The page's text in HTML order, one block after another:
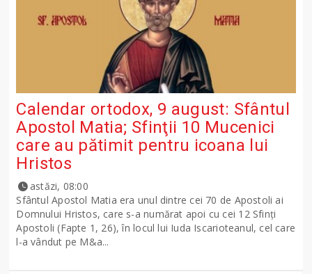
Calendar ortodox, 9 august: Sfântul
Apostol Matia; Sfinţii 10 Mucenici
care au pătimit pentru icoana lui
Hristos
astăzi, 08:00
Sfântul Apostol Matia era unul dintre cei 70 de Apostoli ai
Domnului Hristos, care s-a numărat apoi cu cei 12 Sfinţi
Apostoli (Fapte 1, 26), în locul lui Iuda Iscarioteanul, cel care
l-a vândut pe M&a...